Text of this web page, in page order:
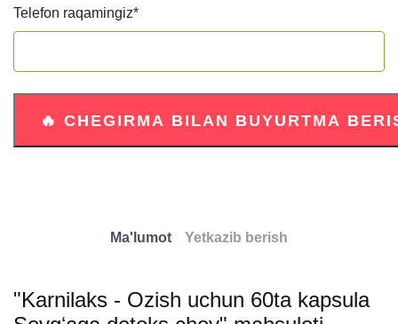
Telefon raqamingiz*
Ma'lumot Yetkazib berish
"Karnilaks - Ozish uchun 60ta kapsula